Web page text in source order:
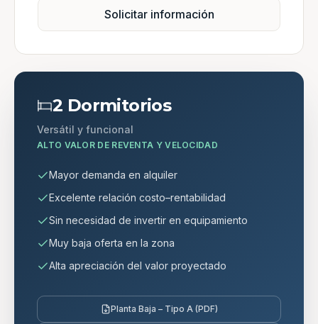
Solicitar información
2 Dormitorios
Versátil y funcional
ALTO VALOR DE REVENTA Y VELOCIDAD
Mayor demanda en alquiler
Excelente relación costo–rentabilidad
Sin necesidad de invertir en equipamiento
Muy baja oferta en la zona
Alta apreciación del valor proyectado
Planta Baja – Tipo A (PDF)